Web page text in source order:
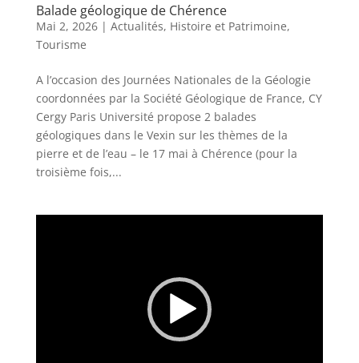
Balade géologique de Chérence
Mai 2, 2026| Actualités, Histoire et Patrimoine,
Tourisme
A l’occasion des Journées Nationales de la Géologie
coordonnées par la Société Géologique de France, CY
Cergy Paris Université propose 2 balades
géologiques dans le Vexin sur les thèmes de la
pierre et de l’eau – le 17 mai à Chérence (pour la
troisième fois,...